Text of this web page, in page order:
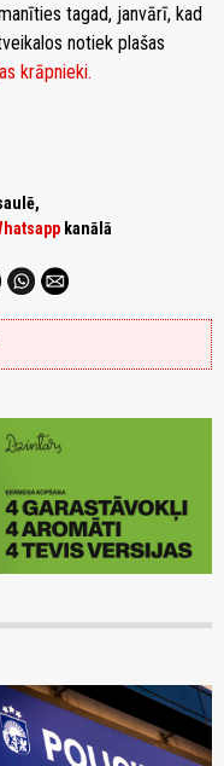
tagad, janvārī, kad
notiek plašas
krāpnieki.
kanālā